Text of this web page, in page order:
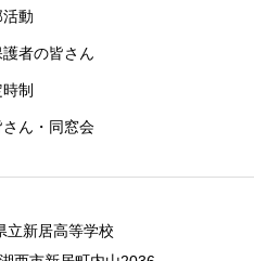
活動
者の皆さん
時制
ん・同窓会
立新居高等学校